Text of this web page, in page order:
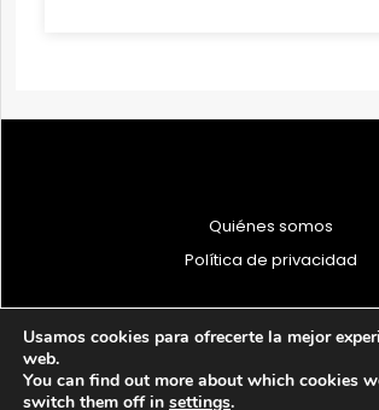
Quiénes somos
Política de privacidad
© 1997 - 2026 PRODU - Todos los
Usamos cookies para ofrecerte la mejor
web.
You can find out more about which cookies
switch them off in settings.